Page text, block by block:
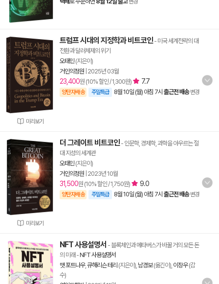
변경
미리보기
트럼프 시대의 지정학과 비트코인- 미국 세계전략의 대
전환과 달러체제의 위기
오태민(지은이)
거인의정원 2025년 03월
23,400원 (10% 할인 / 1,300원) 7.7
양탄자배송 주말특급 8월 10일 (월) 아침 7시 출근전 배송 변경
미리보기
더 그레이트 비트코인- 인문학, 경제학, 과학을 아우르는 절
대 지성의 세계관
오태민(지은이)
거인의정원 2023년 10월
31,500원 (10% 할인 / 1,750원) 9.0
양탄자배송 주말특급 8월 10일 (월) 아침 7시 출근전 배송 변경
NFT 사용설명서 - 블록체인과 메타버스가 바꿀 거의 모든 돈
의 미래 -NFT 사용설명서
맷 포트나우, 큐해리슨 테리 (지은이), 남경보(옮긴이), 이장우(감
수)